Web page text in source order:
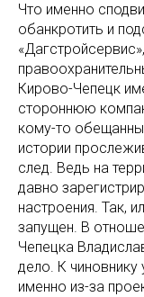
Что именно
обанкротить и
Кирово-Чепецк
стороннюю
кому-то
истории
след. Ведь на
давно
настроения. Так,
запущен. В
Чепецка
дело. К чиновнику
именно из-за